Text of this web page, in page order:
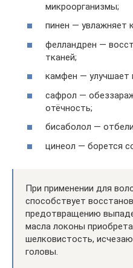
микроорганизмы;
пинен — увлажняет
фелландрен —
тканей;
камфен — улучшает
сафрол —
отёчность;
бисаболол —
цинеол — борется
При применении для
способствует
предотвращению
масла локоны
шелковистость,
головы.